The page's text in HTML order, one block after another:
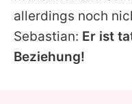
allerdings noch
Sebastian: Er ist
Beziehung!